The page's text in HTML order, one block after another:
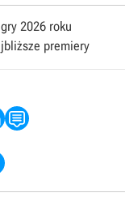
2026 roku
premiery